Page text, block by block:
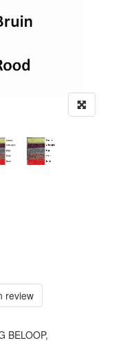
review
BELOOP,